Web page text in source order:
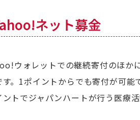
ネット募金
ウォレットでの継続寄付のほか
す。1ポイントからでも寄付が可能
ントでジャパンハートが行う医療